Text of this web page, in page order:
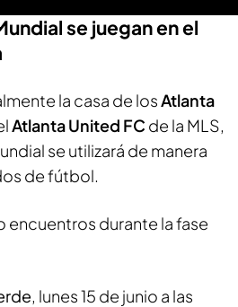
se juegan en el
la casa de losAtlanta
Atlanta United FC de la MLS,
se utilizará de manera
de fútbol.
durante la fase
, lunes 15 de junio a las